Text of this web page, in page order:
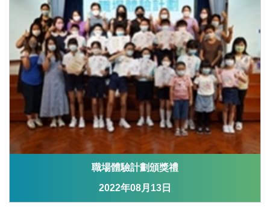
職場體驗計劃頒獎禮
2022年08月13日